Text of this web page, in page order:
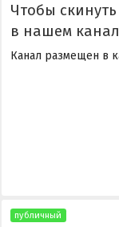
Чтобы
в нашем
Канал размещен в
публичный